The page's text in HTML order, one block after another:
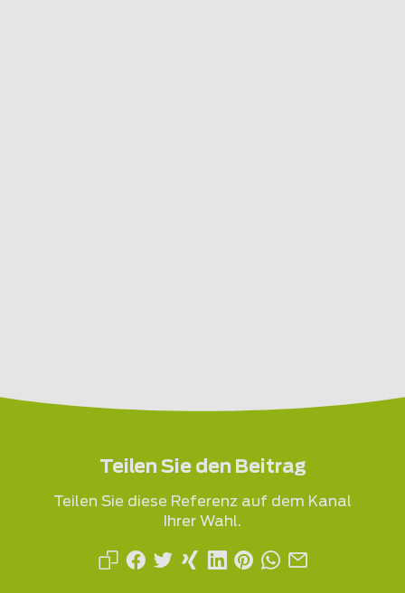
Teilen Sie den Beitrag
Teilen Sie diese Referenz auf dem Kanal
Ihrer Wahl.